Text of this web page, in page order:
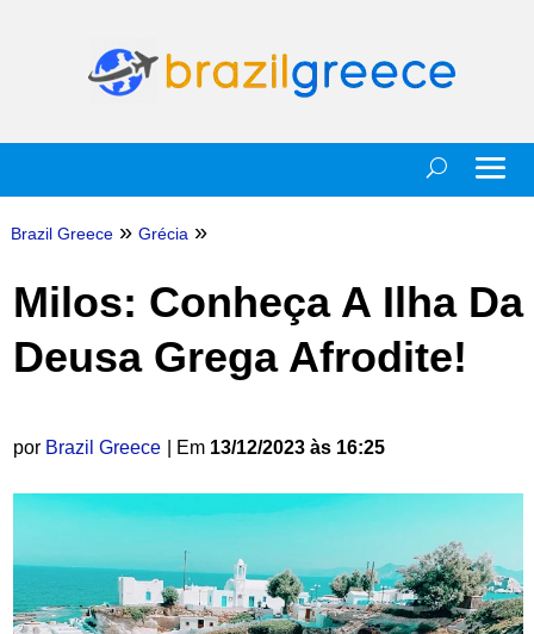
Brazil Greece » Grécia »
Milos: Conheça A Ilha Da
Deusa Grega Afrodite!
por Brazil Greece | Em 13/12/2023 às 16:25